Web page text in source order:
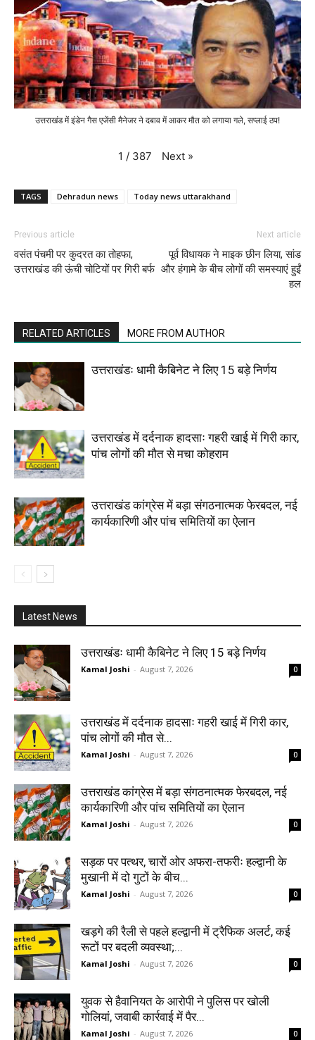
उत्तराखंड में इंडेन गैस एजेंसी मैनेजर ने दबाव में आकर मौत को लगाया गले, सप्लाई ठप!
1 / 387 Next »
TAGS Dehradun news Today news uttarakhand
Previous article
वसंत पंचमी पर कुदरत का तोहफा,
उत्तराखंड की ऊंची चोटियों पर गिरी बर्फ
Next article
पूर्व विधायक ने माइक छीन लिया, सांड
और हंगामे के बीच लोगों की समस्याएं हुईं
हल
RELATED ARTICLES MORE FROM AUTHOR
उत्तराखंडः धामी कैबिनेट ने लिए 15 बड़े निर्णय
उत्तराखंड में दर्दनाक हादसाः गहरी खाई में गिरी कार,
पांच लोगों की मौत से मचा कोहराम
उत्तराखंड कांग्रेस में बड़ा संगठनात्मक फेरबदल, नई
कार्यकारिणी और पांच समितियों का ऐलान
Latest News
उत्तराखंडः धामी कैबिनेट ने लिए 15 बड़े निर्णय
Kamal Joshi - August 7, 2026 0
उत्तराखंड में दर्दनाक हादसाः गहरी खाई में गिरी कार,
पांच लोगों की मौत से...
Kamal Joshi - August 7, 2026 0
उत्तराखंड कांग्रेस में बड़ा संगठनात्मक फेरबदल, नई
कार्यकारिणी और पांच समितियों का ऐलान
Kamal Joshi - August 7, 2026 0
सड़क पर पत्थर, चारों ओर अफरा-तफरीः हल्द्वानी के
मुखानी में दो गुटों के बीच...
Kamal Joshi - August 7, 2026 0
खड़गे की रैली से पहले हल्द्वानी में ट्रैफिक अलर्ट, कई
रूटों पर बदली व्यवस्था;...
Kamal Joshi - August 7, 2026 0
युवक से हैवानियत के आरोपी ने पुलिस पर खोली
गोलियां, जवाबी कार्रवाई में पैर...
Kamal Joshi - August 7, 2026 0